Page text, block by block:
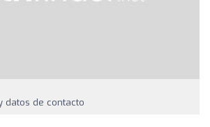
datos de contacto